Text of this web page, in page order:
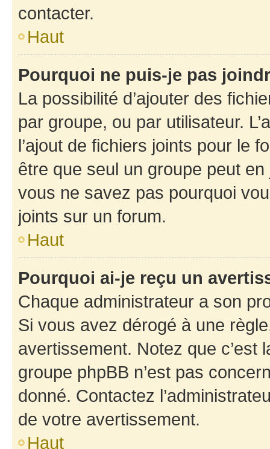
contacter.
Haut
Pourquoi ne puis-je pas
La possibilité d’ajouter des
par groupe, ou par utilisateur.
l’ajout de fichiers joints pour le
être que seul un groupe peut
vous ne savez pas pourquoi
joints sur un forum.
Haut
Pourquoi ai-je reçu un
Chaque administrateur a son
Si vous avez dérogé à une
avertissement. Notez que c’est
groupe phpBB n’est pas
donné. Contactez
de votre avertissement.
Haut